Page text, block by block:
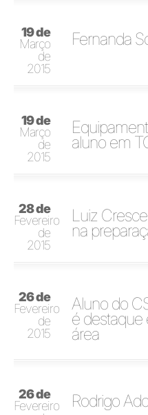
19 de
Março
de
2015
Fernanda
19 de
Março
de
2015
aluno em
28 de
Fevereiro
de
2015
Luiz
na
26 de
Fevereiro
de
2015
Aluno do
é destaque
área
26 de
Fevereiro
Rodrigo